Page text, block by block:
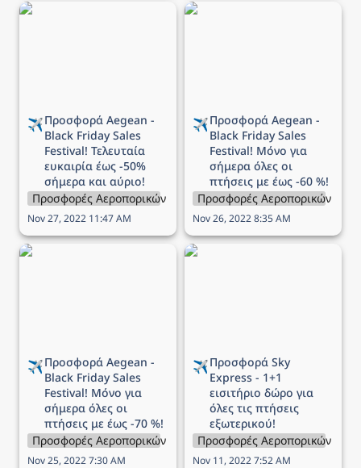
Προσφορά Aegean -
✈️
Black Friday Sales
Festival! Τελευταία
ευκαιρία έως -50%
σήμερα και αύριο!
Προσφορές Αεροπορικών Εταιρειών
Nov 27, 2022 11:47 AM
Προσφορά Aegean -
✈️
Black Friday Sales
Festival! Μόνο για
σήμερα όλες οι
πτήσεις με έως -60 %!
Προσφορές Αεροπορικών
Nov 26, 2022 8:35 AM
Προσφορά Aegean -
✈️
Black Friday Sales
Festival! Μόνο για
σήμερα όλες οι
πτήσεις με έως -70 %!
Προσφορές Αεροπορικών Εταιρειών
Nov 25, 2022 7:30 AM
Προσφορά Sky Express -
✈️Προσφορά Sky
Express - 1+1
εισιτήριο δώρο για
όλες τις πτήσεις
εξωτερικού!
Προσφορές Αεροπορικών
Nov 11, 2022 7:52 AM